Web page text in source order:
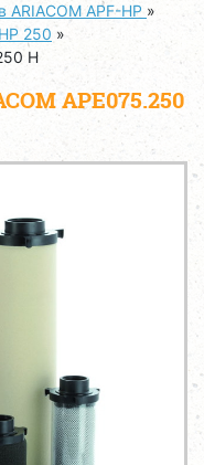
APF-HP »
250 »
H
APE075.250